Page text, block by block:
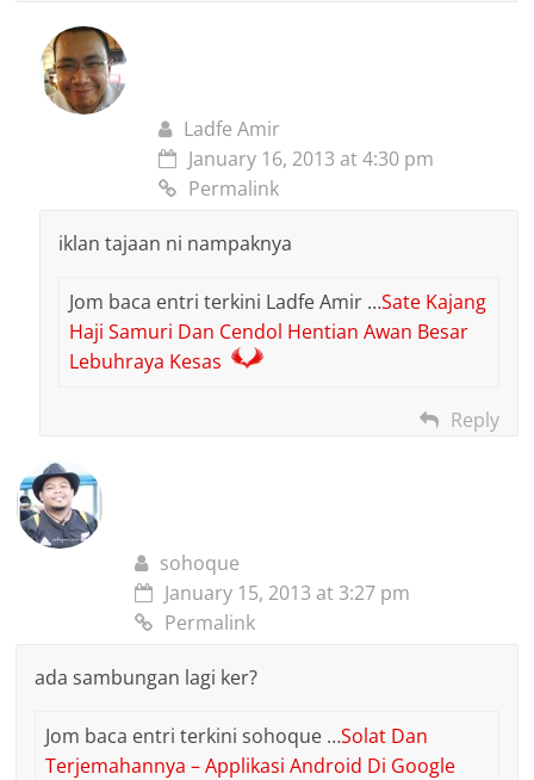
Ladfe Amir
January 16, 2013 at 4:30 pm
Permalink
iklan tajaan ni nampaknya
Jom baca entri terkini Ladfe Amir …Sate Kajang
Haji Samuri Dan Cendol Hentian Awan Besar
Lebuhraya Kesas
Reply
sohoque
January 15, 2013 at 3:27 pm
Permalink
ada sambungan lagi ker?
Jom baca entri terkini sohoque …Solat Dan
Terjemahannya – Applikasi Android Di Google